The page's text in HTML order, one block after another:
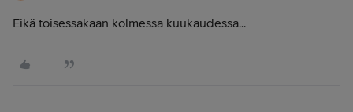
Eikä toisessakaan kolmessa kuukaudessa...